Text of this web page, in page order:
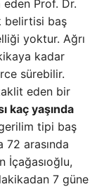
eden Prof. Dr.
belirtisi baş
yoktur. Ağrı
kadar
sürebilir.
eden bir
kaç yaşında
tipi baş
72 arasında
İçağasıoğlu,
7 güne